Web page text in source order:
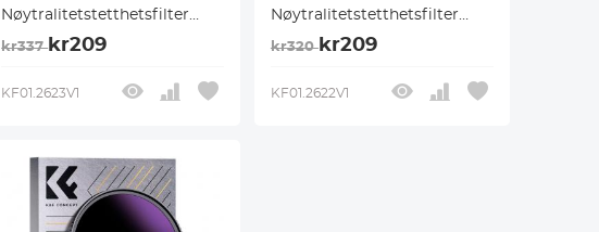
Nøytralitetstetthetsfilter
Solfilter for Solformørkelse
DSLR-Kameraer i Nano-K
kr337 kr209
KF01.2623V1
Nøytralitetstetthetsfilter
Solfilter for Solformørkelse
DSLR-Kameraer i Nano-K
kr320kr209
KF01.2622V1